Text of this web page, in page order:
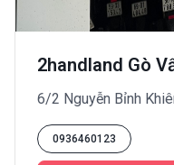
2handland Gò
6/2 Nguyễn Bỉnh
0936460123